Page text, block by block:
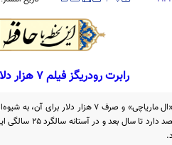
رابرت رودریگز فیلم ۷ هزار دلاری می‌سازد
رابرت رودریگز که روزی با ساخت فیلم «ال ماریاچی» و صرف ۷ هزار دلار برای آن، به
خودساخته وارد دنیای فیلم‌سازی شد، قصد دارد تا سال بعد و در آستانه